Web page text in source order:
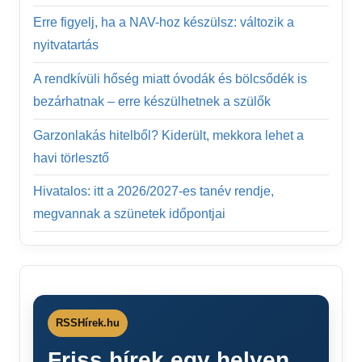
Erre figyelj, ha a NAV-hoz készülsz: változik a
nyitvatartás
A rendkívüli hőség miatt óvodák és bölcsődék is
bezárhatnak – erre készülhetnek a szülők
Garzonlakás hitelből? Kiderült, mekkora lehet a
havi törlesztő
Hivatalos: itt a 2026/2027-es tanév rendje,
megvannak a szünetek időpontjai
RSSHírek.hu